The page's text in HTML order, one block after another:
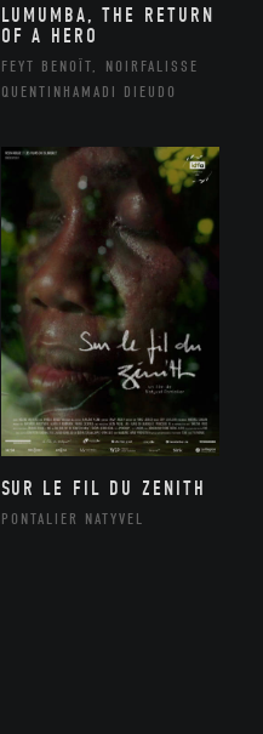
LUMUMBA, THE RETURN
OF A HERO
FEYT BENOÎT, NOIRFALISSE
QUENTINHAMADI DIEUDO
SUR LE FIL DU ZENITH
PONTALIER NATYVEL